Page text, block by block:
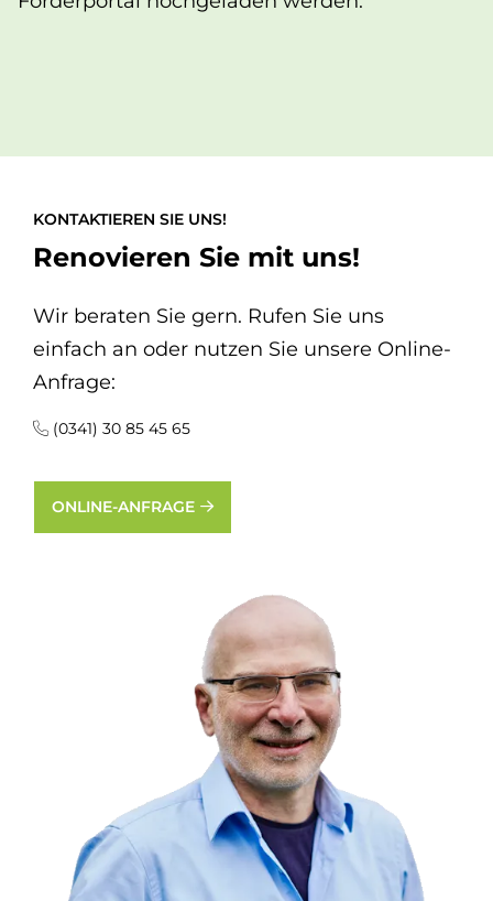
KONTAKTIEREN SIE UNS!
Renovieren Sie mit uns!
Wir beraten Sie gern. Rufen Sie uns
einfach an oder nutzen Sie unsere Online-
Anfrage:
(0341) 30 85 45 65
ONLINE-ANFRAGE